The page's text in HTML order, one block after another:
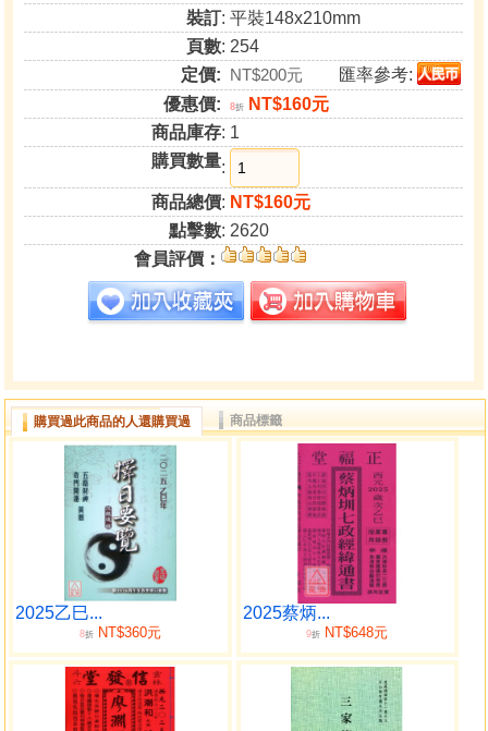
裝訂: 平裝148x210mm
頁數: 254
定價: NT$200元
匯率參考:
優惠價:
8折
NT$160元
商品庫存: 1
購買數量:
商品總價: NT$160元
點擊數: 2620
會員評價：
購買過此商品的人還購買過 商品標籤
2025乙巳...
8折NT$360元
2025蔡炳...
9折 NT$648元